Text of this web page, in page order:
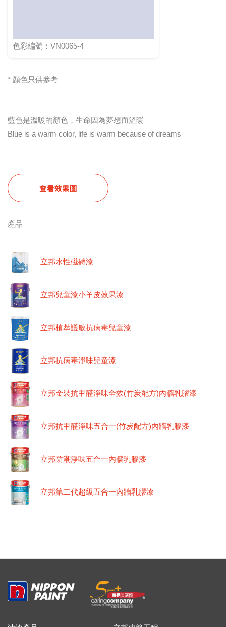
色彩編號：VN0065-4
* 顏色只供參考
藍色是溫暖的顏色，生命因為夢想而溫暖
Blue is a warm color, life is warm because of dreams
查看效果圖
產品
立邦水性磁磚漆
立邦兒童漆小羊皮效果漆
立邦植萃護敏抗病毒兒童漆
立邦抗病毒淨味兒童漆
立邦金裝抗甲醛淨味全效(竹炭配方)內牆乳膠漆
立邦抗甲醛淨味五合一(竹炭配方)內牆乳膠漆
立邦防潮淨味五合一內牆乳膠漆
立邦第二代超級五合一內牆乳膠漆